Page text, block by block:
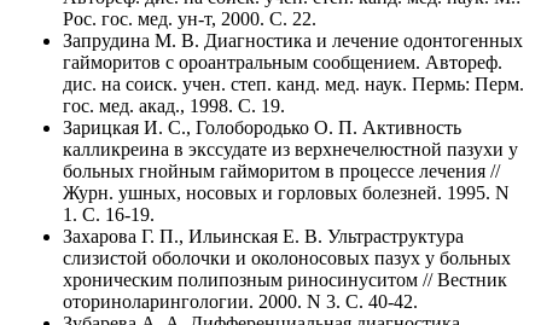
Рос. гос. мед. ун-т, 2000. C. 22.
Запрудина М. В. Диагностика и лечение одонтогенных
гайморитов с ороантральным сообщением. Автореф.
дис. на соиск. учен. степ. канд. мед. наук. Пермь: Перм.
гос. мед. акад., 1998. C. 19.
Зарицкая И. С., Голобородько О. П. Активность
калликреина в экссудате из верхнечелюстной пазухи у
больных гнойным гайморитом в процессе лечения //
Журн. ушных, носовых и горловых болезней. 1995. N
1. C. 16-19.
Захарова Г. П., Ильинская Е. В. Ультраструктура
слизистой оболочки и околоносовых пазух у больных
хроническим полипозным риносинуситом // Вестник
оториноларингологии. 2000. N 3. C. 40-42.